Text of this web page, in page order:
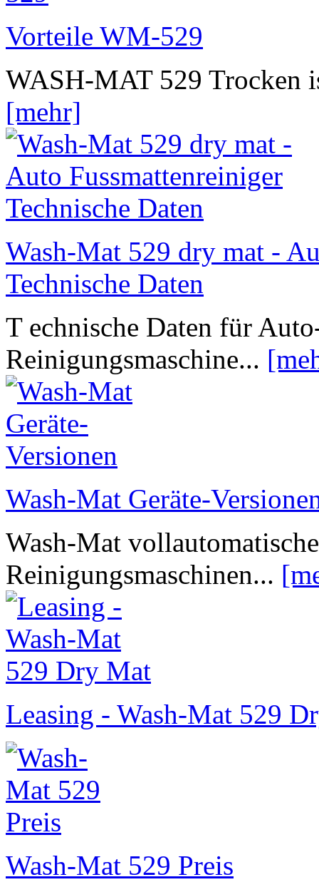
Vorteile WM-529
WASH-MAT 529 Trocken
[mehr]
Wash-Mat 529 dry mat -
Technische Daten
T echnische Daten für
Reinigungsmaschine...
Wash-Mat Geräte-
Wash-Mat
Reinigungsmaschinen...
Leasing - Wash-Mat 529
Wash-Mat 529 Preis